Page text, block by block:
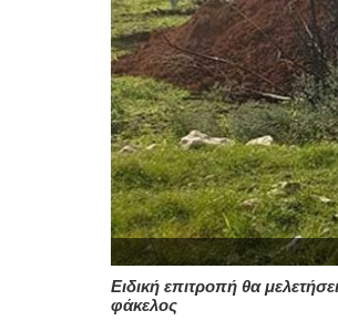
Ειδική επιτροπή θα
φάκελος